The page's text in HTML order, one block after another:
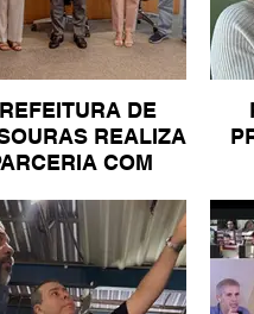
DE
REALIZA
COM